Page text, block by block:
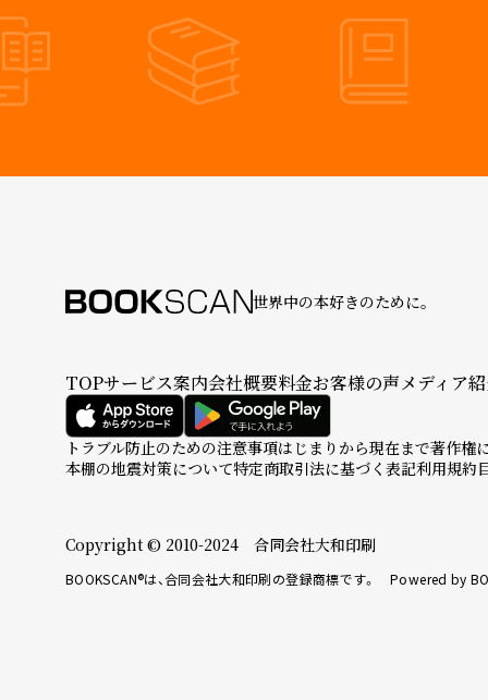
世界中の本好きのために。
TOPサービス案内会社概要料金お客様の声メディア
トラブル防止のための注意事項はじまりから現在まで著作権
本棚の地震対策について特定商取引法に基づく表記利用規約
Copyright © 2010-2024 合同会社大和印刷
BOOKSCAN®は、合同会社大和印刷の登録商標です。 Powered by